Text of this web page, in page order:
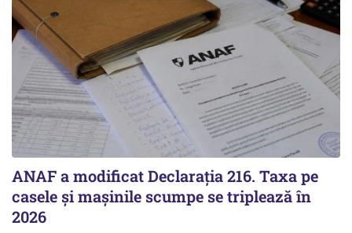
ANAF a modificat Declarația 216. Taxa pe
casele și mașinile scumpe se triplează în
2026